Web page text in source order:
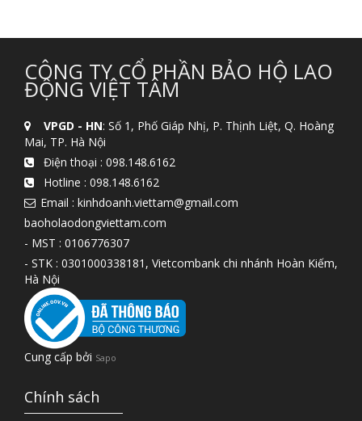
CÔNG TY CỔ PHẦN BẢO HỘ LAO
ĐỘNG VIỆT TÂM
VPGD - HN: Số 1, Phố Giáp Nhị, P. Thịnh Liệt, Q. Hoàng
Mai, TP. Hà Nội
Điện thoại : 098.148.6162
Hotline : 098.148.6162
Email : kinhdoanh.viettam@gmail.com
baoholaodongviettam.com
- MST : 0106776307
- STK : 0301000338181, Vietcombank chi nhánh Hoàn Kiếm,
Hà Nội
Cung cấp bởi Sapo
Chính sách